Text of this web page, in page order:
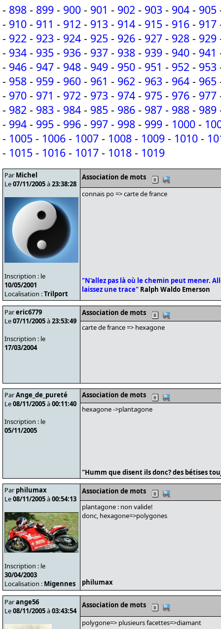
- 898 - 899 - 900 - 901 - 902 - 903 - 904 - 905
- 910 - 911 - 912 - 913 - 914 - 915 - 916 - 917
- 922 - 923 - 924 - 925 - 926 - 927 - 928 - 929
- 934 - 935 - 936 - 937 - 938 - 939 - 940 - 941
- 946 - 947 - 948 - 949 - 950 - 951 - 952 - 953
- 958 - 959 - 960 - 961 - 962 - 963 - 964 - 965
- 970 - 971 - 972 - 973 - 974 - 975 - 976 - 977
- 982 - 983 - 984 - 985 - 986 - 987 - 988 - 989
- 994 - 995 - 996 - 997 - 998 - 999 - 1000 -
- 1005 - 1006 - 1007 - 1008 - 1009 - 1010 -
- 1015 - 1016 - 1017 - 1018 - 1019
Par Michel
Le07/11/2005à23:38:28
Inscription : le
10/05/2001
Localisation :Trilport
Association de mots
connais po => carte de france
"N'allez pas là où le chemin peut mener.
laissez une trace" Ralph Waldo Emerson
Pareric6779
Le07/11/2005à23:53:49
Inscription : le
17/03/2004
Association de mots
carte de france => hexagone
ParAnge_de_pureté
Le08/11/2005à00:11:40
Inscription : le
05/11/2005
Association de mots
hexagone ->plantagone
"Humm que disent ils donc? des bétises
Par philumax
Le08/11/2005à00:54:13
Inscription : le
30/04/2003
Localisation : Migennes
Association de mots
plantagone : non valide!
donc, hexagone=>polygones
philumax
Parange56
Le08/11/2005à03:43:54
Association de mots
polygone=> plusieurs facettes=>diamant